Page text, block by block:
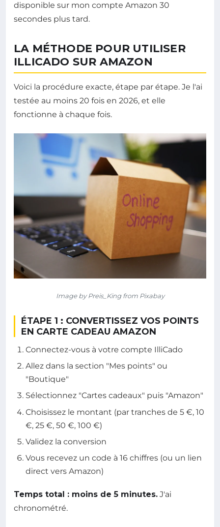
disponible sur mon compte Amazon 30
secondes plus tard.
LA MÉTHODE POUR UTILISER
ILLICADO SUR AMAZON
Voici la procédure exacte, étape par étape. Je l'ai
testée au moins 20 fois en 2026, et elle
fonctionne à chaque fois.
Image by Preis_King from Pixabay
ÉTAPE 1 : CONVERTISSEZ VOS POINTS
EN CARTE CADEAU AMAZON
Connectez-vous à votre compte IlliCado
Allez dans la section "Mes points" ou
"Boutique"
Sélectionnez "Cartes cadeaux" puis "Amazon"
Choisissez le montant (par tranches de 5 €, 10
€, 25 €, 50 €, 100 €)
Validez la conversion
Vous recevez un code à 16 chiffres (ou un lien
direct vers Amazon)
Temps total : moins de 5 minutes. J'ai
chronométré.